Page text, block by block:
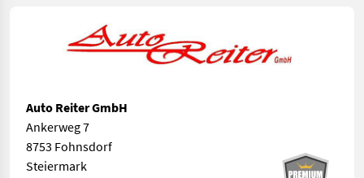
Auto Reiter GmbH
Ankerweg 7
8753 Fohnsdorf
Steiermark